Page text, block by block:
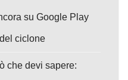
su Google Play
ciclone
che devi sapere: